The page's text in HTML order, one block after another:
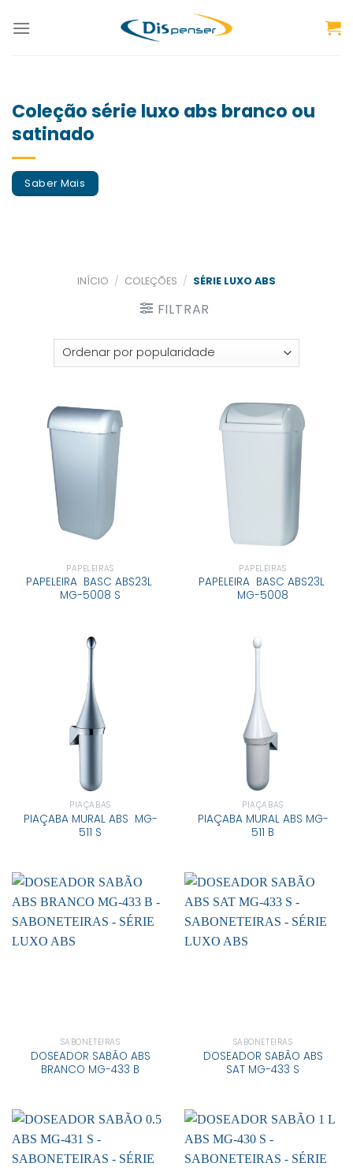
Coleção série luxo abs branco ou
satinado
Saber Mais
INÍCIO / COLEÇÕES / SÉRIE LUXO ABS
FILTRAR
PAPELEIRAS
PAPELEIRA BASC ABS23L
MG-5008 S
PAPELEIRAS
PAPELEIRA BASC ABS23L
MG-5008
PIAÇABAS
PIAÇABA MURAL ABS MG-
511 S
PIAÇABAS
PIAÇABA MURAL ABS MG-
511 B
SABONETEIRAS
DOSEADOR SABÃO ABS
BRANCO MG-433 B
SABONETEIRAS
DOSEADOR SABÃO ABS
SAT MG-433 S